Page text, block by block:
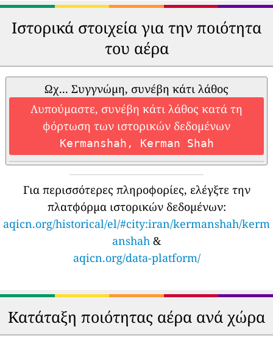
Ιστορικά στοιχεία για την ποιότητα
του αέρα
Ωχ... Συγγνώμη, συνέβη κάτι λάθος
Λυπούμαστε, συνέβη κάτι λάθος κατά τη
φόρτωση των ιστορικών δεδομένων
Kermanshah, Kerman Shah
Για περισσότερες πληροφορίες, ελέγξτε την
πλατφόρμα ιστορικών δεδομένων:
aqicn.org/historical/el/#city:iran/kermanshah/kerm
anshah &
aqicn.org/data-platform/
Κατάταξη ποιότητας αέρα ανά χώρα